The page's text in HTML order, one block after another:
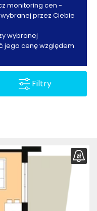
monitoring cen -
przez Ciebie
wybranej
jego cenę względem
Filtry